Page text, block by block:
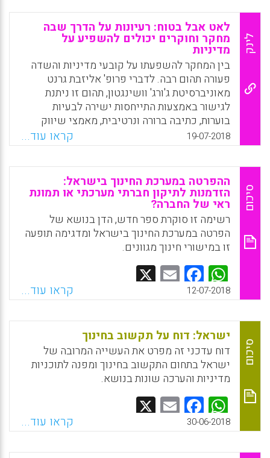
רפורמה יזמית (מורי מורים כרפורמטורים יזמים),
רפורמה ניהולית (מורי מורים כרפורמטורים
מנהלים) ורפורמה דמוקרטית (מורי מורים
כרפורמטורים דמוקרטיים).
WhatsApp
Facebook
Email
X
לינק
לאט אבל בטוח: רעיונות על הדרך שבה
מחקר וחוקרים יכולים להשפיע על
מדיניות
בין המחקר להשפעתו על קובעי מדיניות והשדה
פעורה תהום רבה. לדברי פרופ' אליזבת גרנט
מאוניברסיטת ג'ורג' וושינגטון, תהום זו ניתנת
לגישור באמצעות התייחסות ישירה לבעיות
בוערות, כתיבה ברורה ונרטיבית, מאמצי שיווק
ושמירה על תקשורת פתוחה וקשרי עבודה רצופים
עם קובעי המדיניות. גרנט הציגה את דבריה
במפגש שהתקיים בקיץ 2018 בארגון היזמה
למחקר יישומי בחינוך, האקדמיה הלאומית
למדעים ובשיתוף משרד המדען הראשי של
משרד החינוך. למפגש זה הוזמנו חוקרים צעירים,
דוקטורנטים ופוסט-דוקטורנטים כמו גם אנשי
מחקר ותיקים בתחום החינוך, במטרה לייצר שיח
על-אודות מדע יישומי בין חוקרים וקובעי מדיניות
WhatsApp
Facebook
Email
19-07-2018 קראו עוד...
סיכום
ההפרטה במערכת החינוך בישראל:
הזדמנות לתיקון חברתי מערכתי או תמונת
ראי של החברה?
רשימה זו סוקרת ספר חדש, הדן בנושא של
הפרטה במערכת החינוך בישראל ומדגימה תופעה
זו במישורי חינוך מגוונים.
WhatsApp
Facebook
Email
12-07-2018 קראו עוד...
סיכום
ישראל: דוח על תקשוב בחינוך
דוח עדכני זה מפרט את העשייה המרובה של
ישראל בתחום התקשוב בחינוך ומפנה לתוכניות
מדיניות והערכה שונות בנושא.
WhatsApp
Facebook
Email
30-06-2018 קראו עוד...